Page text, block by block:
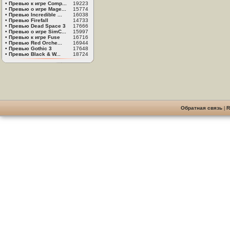
• Превью к игре Comp...
19223
• Превью о игре Mage...
15774
• Превью Incredible ...
16038
• Превью Firefall
14733
• Превью Dead Space 3
17666
• Превью о игре SimC...
15997
• Превью к игре Fuse
16716
• Превью Red Orche...
16944
• Превью Gothic 3
17648
• Превью Black & W... 18724
Обратная связь